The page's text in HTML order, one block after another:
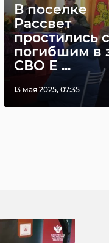
В поселке
Рассвет
простились с
погибшим в
СВО Е ...
13 мая 2025, 07:35